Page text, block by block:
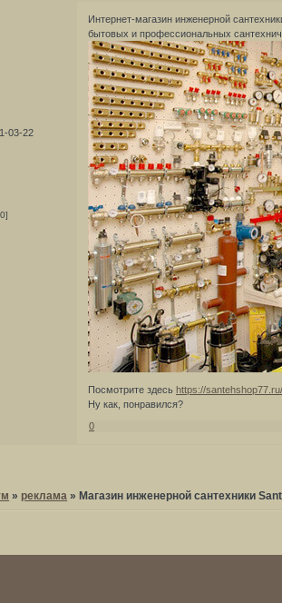
03-22
Интернет-магазин инженерной
бытовых и профессиональных
Посмотрите здесьhttps://
Ну как, понравился?
0
» реклама » Магазин инженерной сантехники